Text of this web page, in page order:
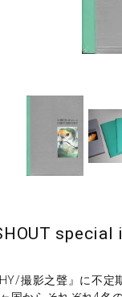
撮影之聲』に不定